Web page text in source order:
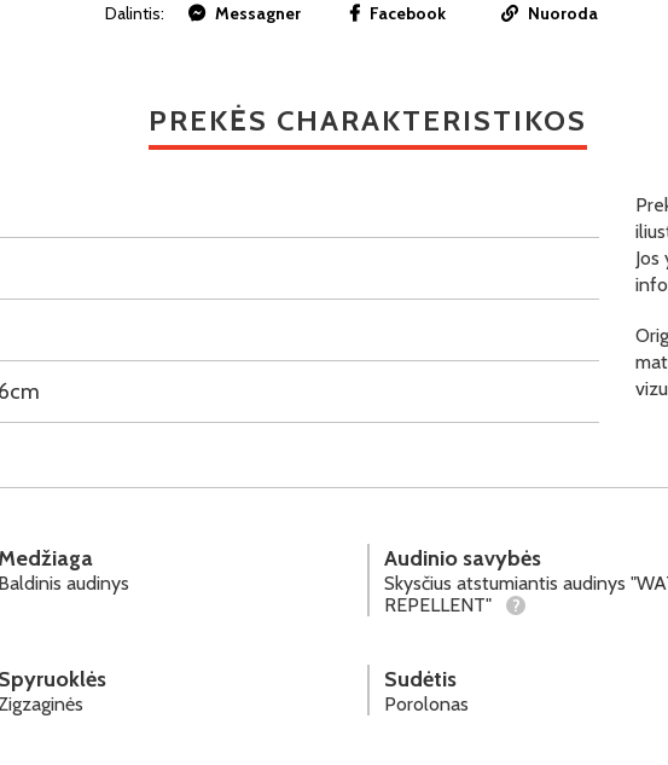
Dalintis: Messagner Facebook Nuoroda
PREKĖS CHARAKTERISTIKOS
Baldinis audinys
Audinio savybės
Skysčius atstumiantis audinys
REPELLENT"
?
Spyruoklės
Zigzaginės
Sudėtis
Porolonas